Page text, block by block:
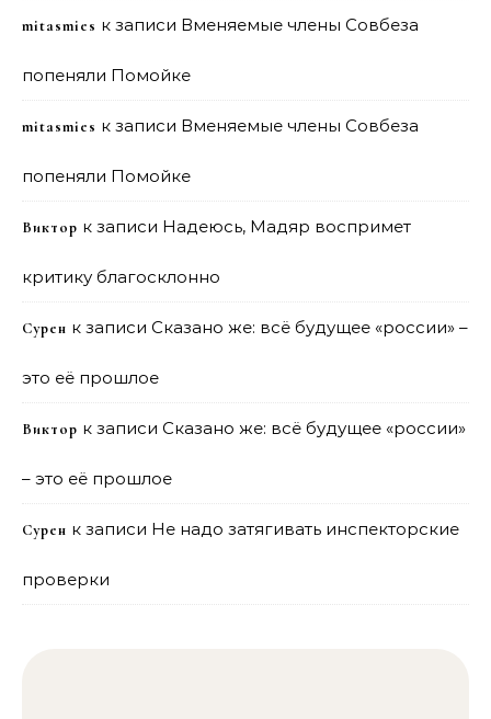
mitasmies к записи Вменяемые члены Совбеза
попеняли Помойке
mitasmies к записи Вменяемые члены Совбеза
попеняли Помойке
Виктор к записи Надеюсь, Мадяр воспримет
критику благосклонно
Сурен к записи Сказано же: всё будущее «россии» –
это её прошлое
Виктор к записи Сказано же: всё будущее «россии»
– это её прошлое
Сурен к записи Не надо затягивать инспекторские
проверки